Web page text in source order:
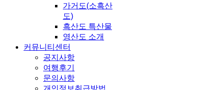
가거도(소흑산
도)
흑산도 특산물
영산도 소개
커뮤니티센터
공지사항
여행후기
문의사항
개인정보취급방법